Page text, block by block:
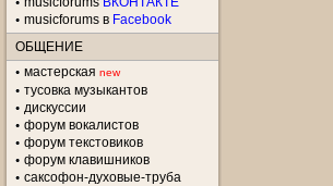
musicforums в Facebook
ОБЩЕНИЕ
мастерская new
тусовка музыкантов
дискуссии
форум вокалистов
форум текстовиков
форум клавишников
саксофон-духовые-труба